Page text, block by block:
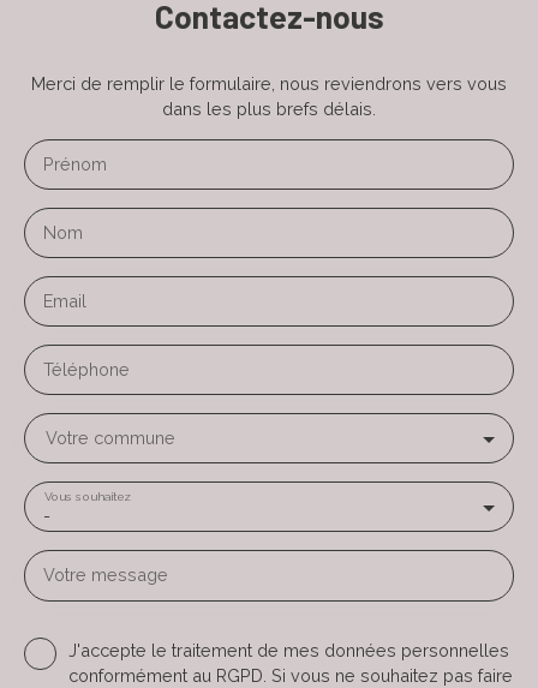
Contactez-nous
Merci de remplir le formulaire, nous reviendrons vers vous
dans les plus brefs délais.
Prénom
Nom
Email
Téléphone
Votre commune
-
Vous souhaitez
Votre message
J'accepte le traitement de mes données personnelles
conformément au RGPD. Si vous ne souhaitez pas faire